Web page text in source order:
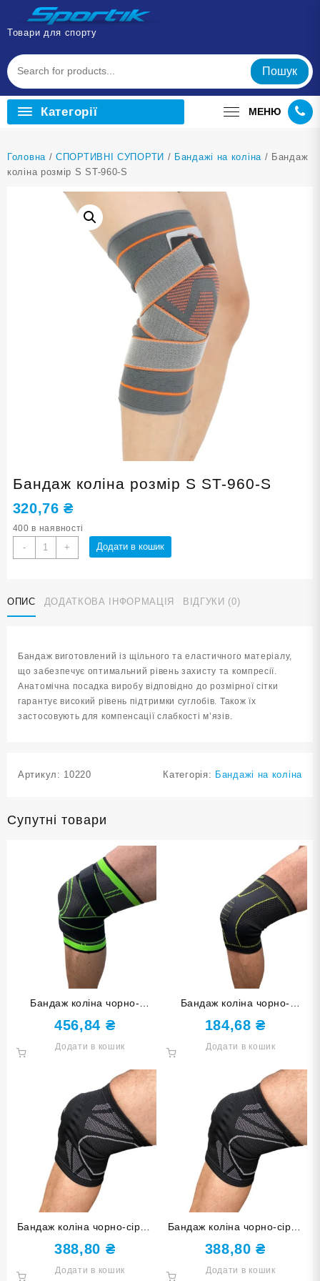
Перейти
вмісту
Товари для спорту
Пошук
Категорії МЕНЮ
Головна /СПОРТИВНІ СУПОРТИ / Бандажі на коліна / Бандаж
коліна розмір S ST-960-S
Бандаж коліна розмір S ST-960-S
320,76₴
400 в наявності
-
Бандаж
коліна
ST-
960-
+ Додати в кошик
ОПИС ДОДАТКОВА ІНФОРМАЦІЯ ВІДГУКИ (0)
Бандаж виготовлений із щільного та еластичного матеріалу,
що забезпечує оптимальний рівень захисту та компресії.
Анатомічна посадка виробу відповідно до розмірної сітки
гарантує високий рівень підтримки суглобів. Також їх
застосовують для компенсації слабкості м’язів.
Артикул: 10220 Категорія: Бандажі на коліна
Супутні товари
Бандаж коліна чорно-
зелений з бинтом розмір S
ST-2502-S
456,84 ₴
Додати в кошик
Бандаж коліна чорно-
зелений розмір М ST-2549-
М
184,68₴
Додати в кошик
Бандаж коліна чорно-сірий
розмір М ST-2592-М
388,80 ₴
Додати в кошик
Бандаж коліна чорно-сірий
розмір S ST-2592-S
388,80₴
Додати в кошик